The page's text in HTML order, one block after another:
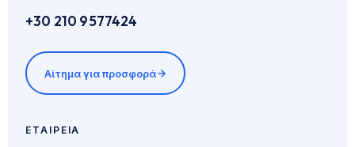
+30 210 9577424
Αίτημα για προσφορά
ΕΤΑΙΡΕΊΑ